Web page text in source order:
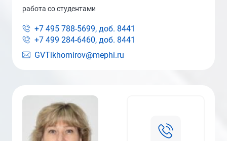
GVTikhomirov@mephi.ru
работа со студентами
+7 495 788-5699, доб. 8441
+7 499 284-6460, доб. 8441